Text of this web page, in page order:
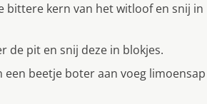
bittere kern van het witloof en snij in
de pit en snij deze in blokjes.
beetje boter aan voeg limoensap